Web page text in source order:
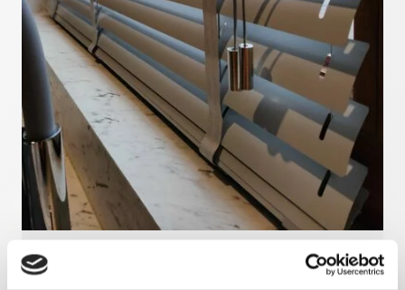
ROLETY CZY ŻALUZJE – CO
LEPIEJ SPRAWDZI SIĘ W TWOIM